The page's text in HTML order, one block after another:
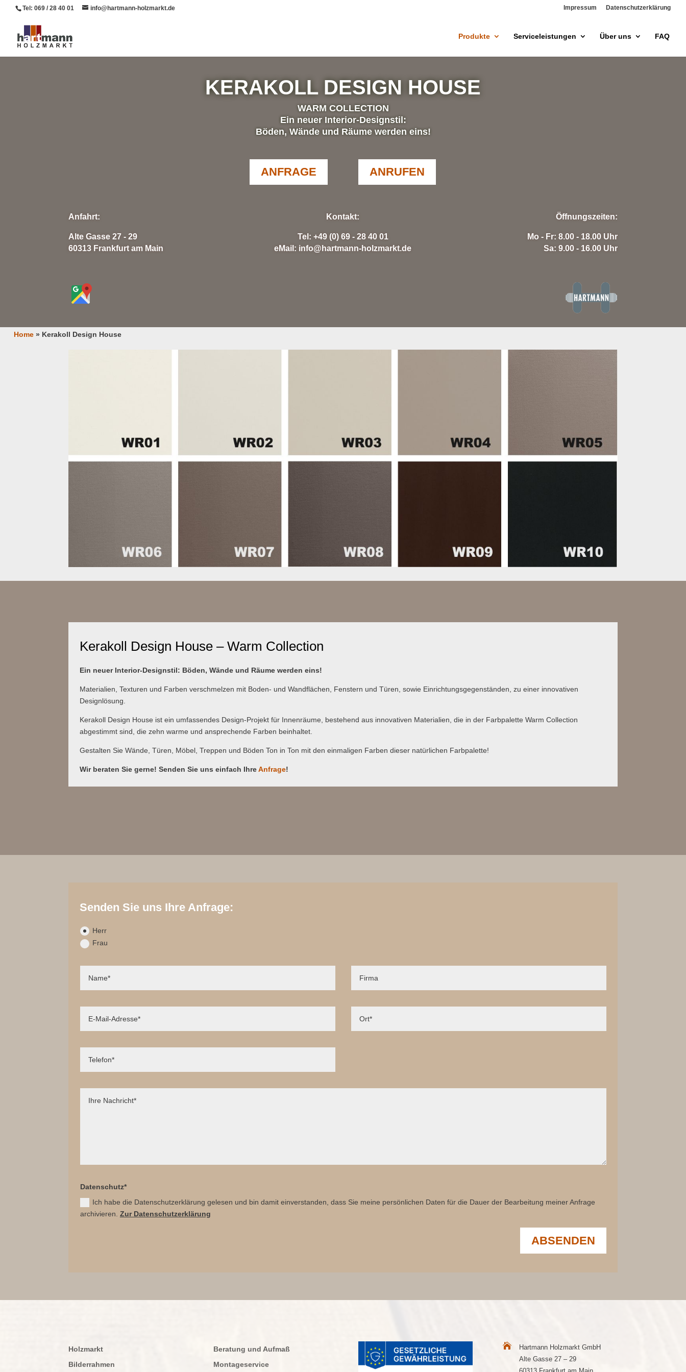
Tel: 069 / 28 40 01 info@hartmann-holzmarkt.de Impressum Datenschutzerklärung
Produkte Serviceleistungen Über uns FAQ
KERAKOLL DESIGN HOUSE
WARM COLLECTION
Ein neuer Interior-Designstil:
Böden, Wände und Räume werden eins!
ANFRAGE ANRUFEN
Anfahrt:
Alte Gasse 27 - 29
60313 Frankfurt am Main
Kontakt:
Tel: +49 (0) 69 - 28 40 01
eMail: info@hartmann-holzmarkt.de
Öffnungszeiten:
Mo - Fr: 8.00 - 18.00 Uhr
Sa: 9.00 - 16.00 Uhr
Home» Kerakoll Design House
Kerakoll Design House – Warm Collection
Ein neuer Interior-Designstil: Böden, Wände und Räume werden eins!
Materialien, Texturen und Farben verschmelzen mit Boden- und Wandflächen, Fenstern und Türen, sowie Einrichtungsgegenständen, zu einer innovativen
Designlösung.
Kerakoll Design House ist ein umfassendes Design-Projekt für Innenräume, bestehend aus innovativen Materialien, die in der Farbpalette Warm Collection
abgestimmt sind, die zehn warme und ansprechende Farben beinhaltet.
Gestalten Sie Wände, Türen, Möbel, Treppen und Böden Ton in Ton mit den einmaligen Farben dieser natürlichen Farbpalette!
Wir beraten Sie gerne! Senden Sie uns einfach IhreAnfrage!
Senden Sie uns Ihre Anfrage:
Herr
Frau
Datenschutz*
Ich habe die Datenschutzerklärung gelesen und bin damit einverstanden, dass Sie meine persönlichen Daten für die Dauer der Bearbeitung meiner Anfrage
archivieren. Zur Datenschutzerklärung
ABSENDEN
Holzmarkt
Bilderrahmen
Beratung und Aufmaß
Montageservice

Hartmann Holzmarkt GmbH
Alte Gasse 27 – 29